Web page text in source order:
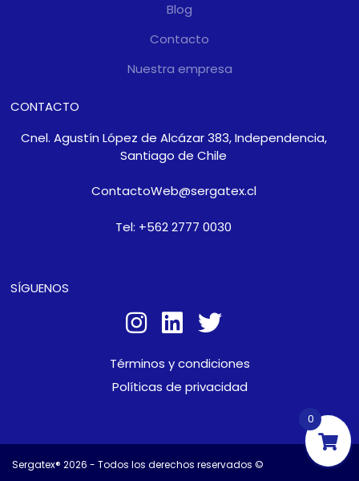
Blog
Contacto
Nuestra empresa
CONTACTO
Cnel. Agustín López de Alcázar 383, Independencia,
Santiago de Chile
ContactoWeb@sergatex.cl
Tel: +562 2777 0030
SÍGUENOS
Términos y condiciones
Políticas de privacidad
Sergatex® 2026 - Todos los derechos reservados ©
0